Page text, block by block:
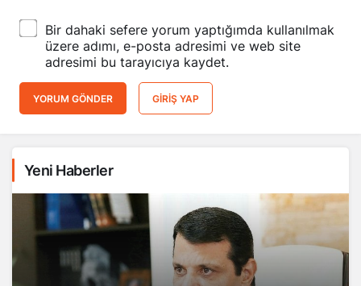
Bir dahaki sefere yorum yaptığımda kullanılmak
üzere adımı, e-posta adresimi ve web site
adresimi bu tarayıcıya kaydet.
YORUM GÖNDER GIRIŞ YAP
Yeni Haberler